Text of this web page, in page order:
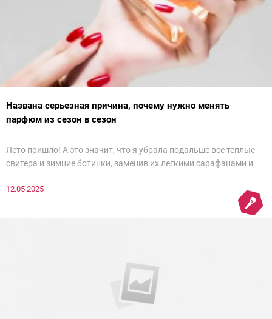
Названа серьезная причина, почему нужно менять
парфюм из сезон в сезон
Лето пришло! А это значит, что я убрала подальше все теплые
свитера и зимние ботинки, заменив их легкими сарафанами и
12.05.2025